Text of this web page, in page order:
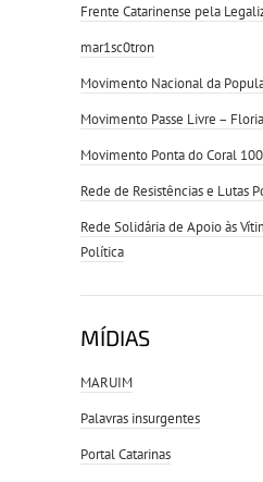
Frente Catarinense pela
mar1sc0tron
Movimento Nacional da
Movimento Passe Livre –
Movimento Ponta do Coral
Rede de Resistências e Lutas
Rede Solidária de Apoio às
Política
MÍDIAS
MARUIM
Palavras insurgentes
Portal Catarinas